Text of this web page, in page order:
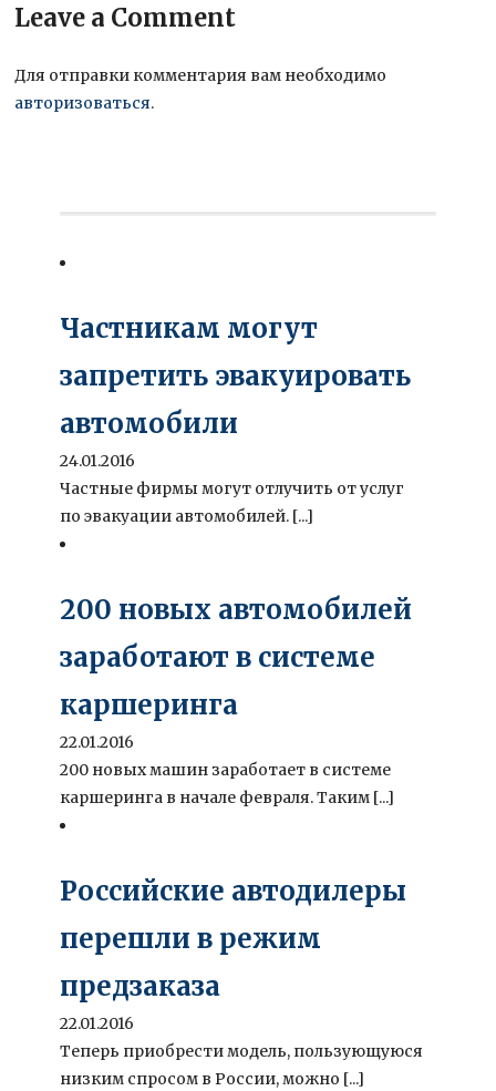
Leave a Comment
Для отправки комментария вам необходимо
авторизоваться.
Частникам могут
запретить эвакуировать
автомобили
24.01.2016
Частные фирмы могут отлучить от услуг
по эвакуации автомобилей. [...]
200 новых автомобилей
заработают в системе
каршеринга
22.01.2016
200 новых машин заработает в системе
каршеринга в начале февраля. Таким [...]
Российские автодилеры
перешли в режим
предзаказа
22.01.2016
Теперь приобрести модель, пользующуюся
низким спросом в России, можно [...]